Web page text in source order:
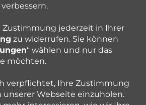
Zustimmung jederzeit in Ihrer
zu widerrufen. Sie können
“ wählen und nur das
möchten.
verpflichtet, Ihre Zustimmung
unserer Webseite einzuholen.